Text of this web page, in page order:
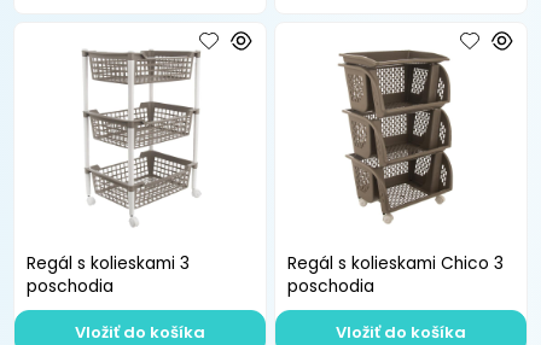
Regál s kolieskami 3
poschodia
Vložiť do košíka
Regál s kolieskami Chico 3
poschodia
Vložiť do košíka